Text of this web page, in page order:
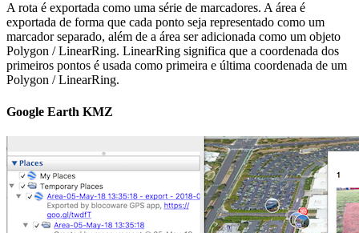
A rota é exportada como uma série de marcadores. A área é
exportada de forma que cada ponto seja representado como um
marcador separado, além de a área ser adicionada como um objeto
Polygon / LinearRing. LinearRing significa que a coordenada dos
primeiros pontos é usada como primeira e última coordenada de um
Polygon / LinearRing.
Google Earth KMZ